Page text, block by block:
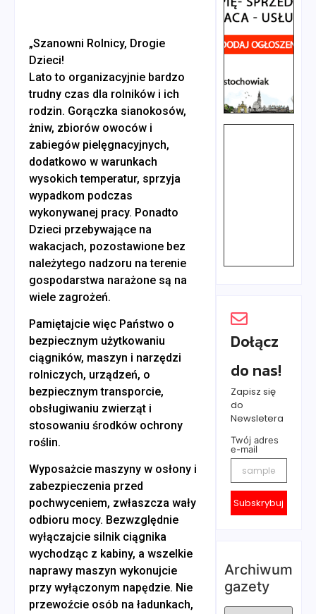
„Szanowni Rolnicy, Drogie
Dzieci!
Lato to organizacyjnie bardzo
trudny czas dla rolników i ich
rodzin. Gorączka sianokosów,
żniw, zbiorów owoców i
zabiegów pielęgnacyjnych,
dodatkowo w warunkach
wysokich temperatur, sprzyja
wypadkom podczas
wykonywanej pracy. Ponadto
Dzieci przebywające na
wakacjach, pozostawione bez
należytego nadzoru na terenie
gospodarstwa narażone są na
wiele zagrożeń.
Pamiętajcie więc Państwo o
bezpiecznym użytkowaniu
ciągników, maszyn i narzędzi
rolniczych, urządzeń, o
bezpiecznym transporcie,
obsługiwaniu zwierząt i
stosowaniu środków ochrony
roślin.
Wyposażcie maszyny w osłony i
zabezpieczenia przed
pochwyceniem, zwłaszcza wały
odbioru mocy. Bezwzględnie
wyłączajcie silnik ciągnika
wychodząc z kabiny, a wszelkie
naprawy maszyn wykonujcie
przy wyłączonym napędzie. Nie
przewoźcie osób na ładunkach,
Dołącz
do nas!
Zapisz się
do
Newsletera
Twój adres
e-mail
Subskrybuj
Archiwum
gazety